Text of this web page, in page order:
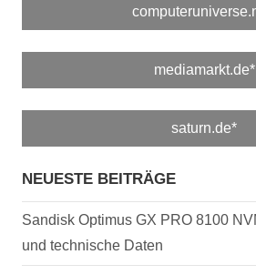
mediamarkt.de*
saturn.de*
NEUESTE BEITRÄGE
Sandisk Optimus GX PRO 8100
und technische Daten